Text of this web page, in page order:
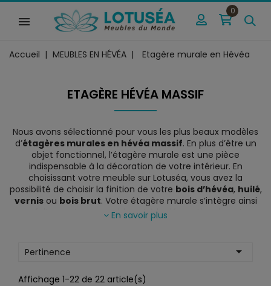
0
Accueil MEUBLES EN HÉVÉA Etagère murale en Hévéa
ETAGÈRE HÉVÉA MASSIF
Nous avons sélectionné pour vous les plus beaux modèles
d’étagères murales en hévéa massif. En plus d’être un
objet fonctionnel, l’étagère murale est une pièce
indispensable à la décoration de votre intérieur. En
choisissant votre meuble sur Lotuséa, vous avez la
possibilité de choisir la finition de votre bois d’hévéa, huilé,
vernisou bois brut. Votre étagère murale s’intègre ainsi
parfaitement aux meubles et à la décoration de votre
maison.
avant vos plus beaux objets de décoration, vases,
sculptures, bougies, mais aussi photos, livres, et bien
En savoir plus
Pertinence 
Affichage 1-22 de 22 article(s)